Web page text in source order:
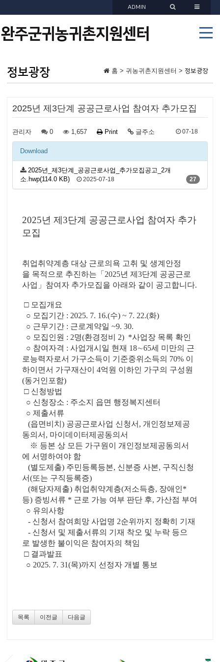
ADMIN
정보광장 홈 > 귀농귀촌지원센터 > 정보광장
2025년 제3단계 공공근로사업 참여자 추가모집
관리자 0 1,657 Print 글주소 07-18
Download
2025년_제3단계_공공근로사업_추가모집공고_2개
소.hwp(114.0 KB)
2025-07-18 27
2025년 제3단계 공공근로사업 참여자 추가
모집
취업취약계층 대상 근로의욕 고취 및 생계안정
을 목적으로 추진하는「2025년 제3단계 공공근로
사업」참여자 추가모집을 아래와 같이 공고합니다.
□ 모집개요
○ 모집기간 : 2025. 7. 16.(수) ~ 7. 22.(화)
○ 근무기간 : 근로계약일 ~9. 30.
○ 모집인원 : 2명(환경정비 2) *사업장 목록 확인
○ 참여자격 : 사업개시일 현재 18∼65세 미만의 근
로능력자로서 가구소득이 기준중위소득의 70% 이
하이면서 가구재산이 4억원 이하인 가구의 구성원
(동거인포함)
□ 신청방법
○ 신청장소 : 주소지 읍면 행정복지센터
○ 제출서류
(읍면비치) 공공근로사업 신청서, 개인정보제공
동의서, 마이데이터제공동의서
※ 등본 상 모든 가구원이 개인정보제공동의서
에 서명하여야 함
(별도제출) 주민등록등본, 신분증 사본, 구직신청
서(또는 구직등록증)
(해당자제출) 취업취약계층(저소득층, 장애인*
등) 증빙서류 * 근로 가능 여부 판단 후, 가산점 부여
○ 유의사항
- 신청서 참여희망 사업명 2순위까지 정확히 기재
- 신청서 및 제출서류의 기재 착오 및 누락 등으
로 발생한 불이익은 참여자의 책임
□ 결과발표
○ 2025. 7. 31(목)까지 선정자 개별 통보
목록 이전글 다음글